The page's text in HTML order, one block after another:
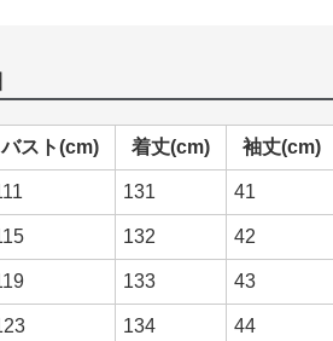
バスト(cm) 着丈(cm) 袖丈(cm)
131 41
132 42
133 43
134 44